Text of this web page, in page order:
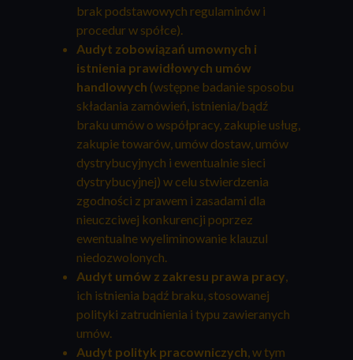
brak podstawowych regulaminów i
procedur w spółce).
Audyt zobowiązań umownych i
istnienia prawidłowych umów
handlowych (wstępne badanie sposobu
składania zamówień, istnienia/bądź
braku umów o współpracy, zakupie usług,
zakupie towarów, umów dostaw, umów
dystrybucyjnych i ewentualnie sieci
dystrybucyjnej) w celu stwierdzenia
zgodności z prawem i zasadami dla
nieuczciwej konkurencji poprzez
ewentualne wyeliminowanie klauzul
niedozwolonych.
Audyt umów z zakresu prawa pracy,
ich istnienia bądź braku, stosowanej
polityki zatrudnienia i typu zawieranych
umów.
Audyt polityk pracowniczych, w tym